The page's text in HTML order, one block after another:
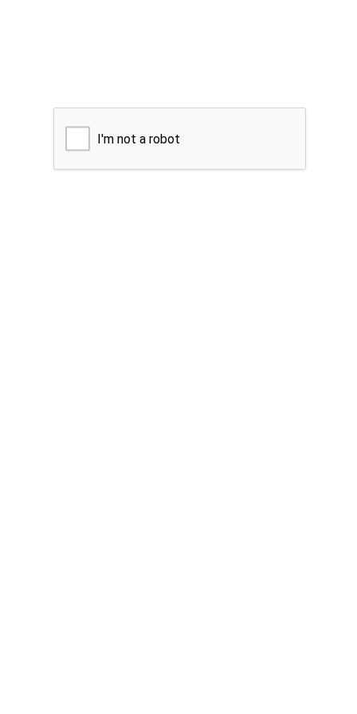
I'm not a robot